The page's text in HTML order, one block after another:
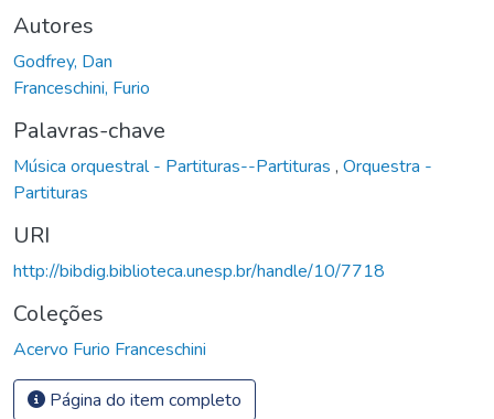
Autores
Godfrey, Dan
Franceschini, Furio
Palavras-chave
Música orquestral - Partituras--Partituras , Orquestra -
Partituras
URI
http://bibdig.biblioteca.unesp.br/handle/10/7718
Coleções
Acervo Furio Franceschini
Página do item completo